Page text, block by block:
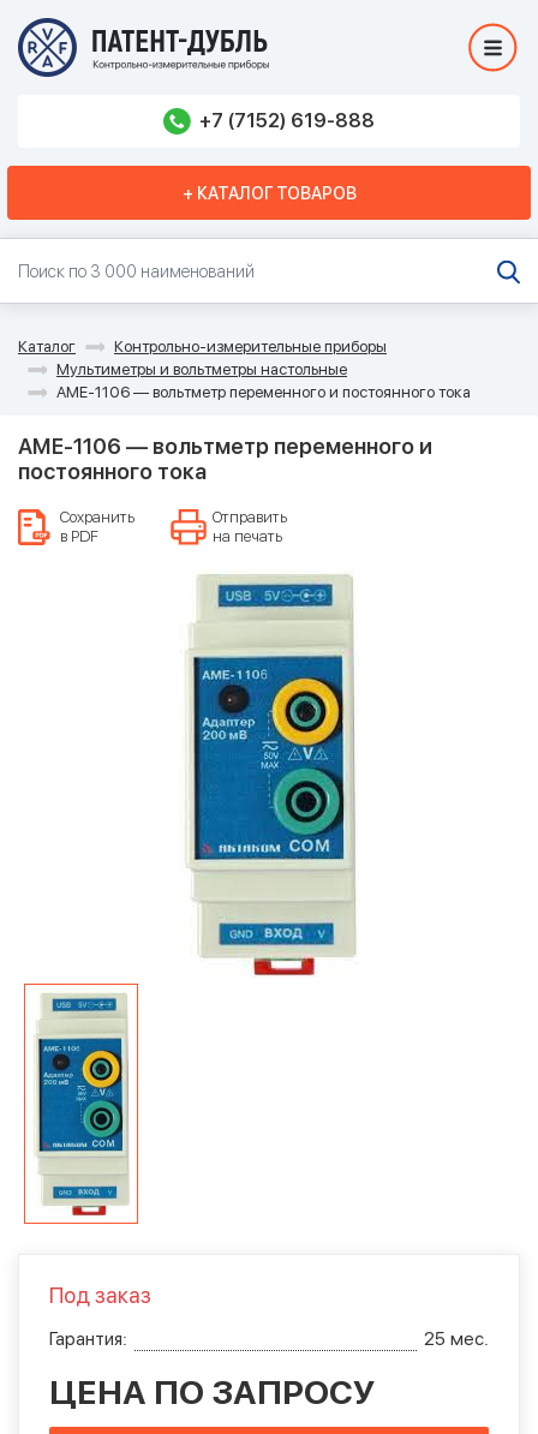
+7 (7152) 619-888
+ КАТАЛОГ ТОВАРОВ
Каталог
Контрольно-измерительные приборы
Мультиметры и вольтметры настольные
АМЕ-1106 — вольтметр переменного и постоянного тока
АМЕ-1106 — вольтметр переменного и
постоянного тока
Сохранить
в PDF
Отправить
на печать
Под заказ
Гарантия: 25 мес.
ЦЕНА ПО ЗАПРОСУ